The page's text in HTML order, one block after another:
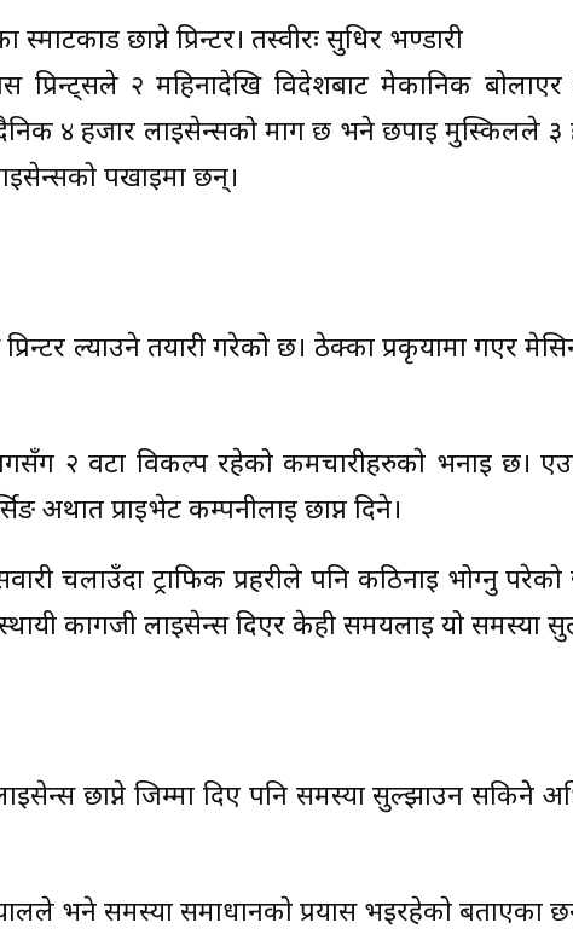
छाप्ने प्रिन्टर। तस्वीरः सुधिर भण्डारी
प्रिन्ट्सले २ महिनादेखि विदेशबाट मेकानिक
४ हजार लाइसेन्सको माग छ भने छपाई मुस्किलले ३
पर्खाइमा छन्।
ल्याउने तयारी गरेको छ। ठेक्का प्रकृयामा गएर
२ वटा विकल्प रहेको कर्मचारीहरुकाे भनाइ छ।
अर्थात प्राइभेट कम्पनीलाई छाप्न दिने।
चलाउँदा ट्राफिक प्रहरीले पनि कठिनाई भोग्नु
कागजी लाइसेन्स दिएर केही समयलाई यो समस्या
छाप्ने जिम्मा दिए पनि समस्या सुल्झाउन सकिनेे
भने समस्या समाधानकाे प्रयास भईरहेकाे बताएका